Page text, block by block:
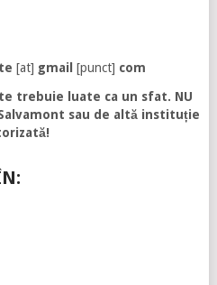
[at] gmail [punct] com
trebuie luate ca un sfat. NU
sau de altă instituție